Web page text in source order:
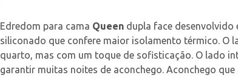
Edredom para cama Queen dupla face desenvolvido
siliconado que confere maior isolamento térmico. O
quarto, mas com um toque de sofisticação. O lado
garantir muitas noites de aconchego. Aconchego